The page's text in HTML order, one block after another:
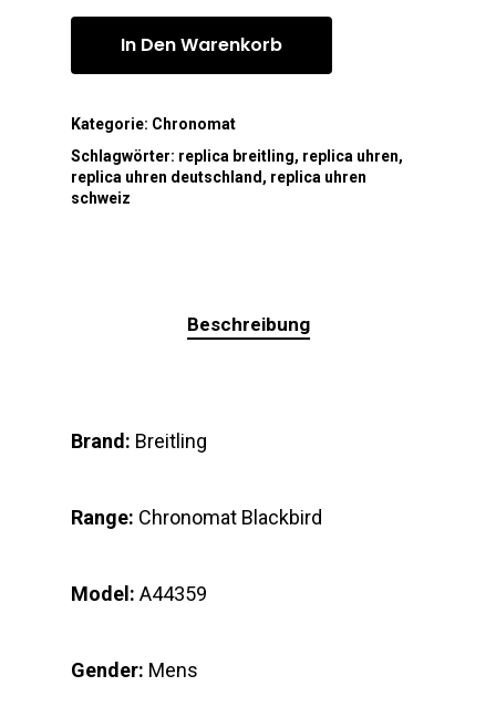
In Den Warenkorb
Kategorie: Chronomat
Schlagwörter: replica breitling, replica uhren,
replica uhren deutschland , replica uhren
schweiz
Beschreibung
Brand: Breitling
Range: Chronomat Blackbird
Model: A44359
Gender: Mens